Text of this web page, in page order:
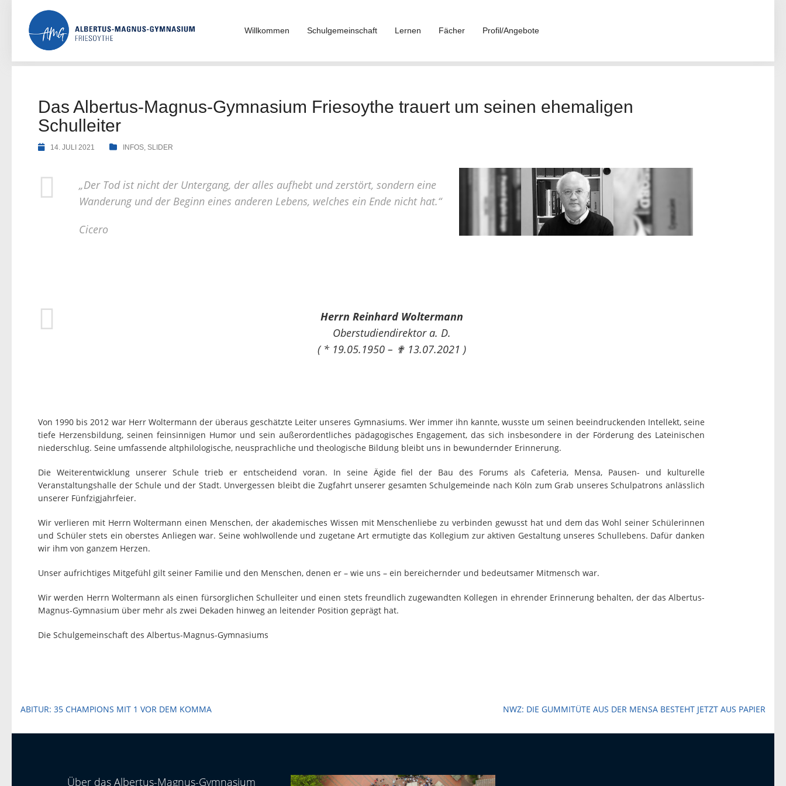
content
Willkommen Schulgemeinschaft Lernen Fächer Profil/Angebote
Das Albertus-Magnus-Gymnasium Friesoythe trauert um seinen ehemaligen
Schulleiter
14. JULI 2021 INFOS, SLIDER
„Der Tod ist nicht der Untergang, der alles aufhebt und zerstört, sondern eine
Wanderung und der Beginn eines anderen Lebens, welches ein Ende nicht hat.“
Cicero
Herrn Reinhard Woltermann
Oberstudiendirektor a. D.
( * 19.05.1950 – ✟ 13.07.2021 )
Von 1990 bis 2012 war Herr Woltermann der überaus geschätzte Leiter unseres Gymnasiums. Wer immer ihn kannte, wusste um seinen beeindruckenden Intellekt, seine
tiefe Herzensbildung, seinen feinsinnigen Humor und sein außerordentliches pädagogisches Engagement, das sich insbesondere in der Förderung des Lateinischen
niederschlug. Seine umfassende altphilologische, neusprachliche und theologische Bildung bleibt uns in bewundernder Erinnerung.
Die Weiterentwicklung unserer Schule trieb er entscheidend voran. In seine Ägide fiel der Bau des Forums als Cafeteria, Mensa, Pausen- und kulturelle
Veranstaltungshalle der Schule und der Stadt. Unvergessen bleibt die Zugfahrt unserer gesamten Schulgemeinde nach Köln zum Grab unseres Schulpatrons anlässlich
unserer Fünfzigjahrfeier.
Wir verlieren mit Herrn Woltermann einen Menschen, der akademisches Wissen mit Menschenliebe zu verbinden gewusst hat und dem das Wohl seiner Schülerinnen
und Schüler stets ein oberstes Anliegen war. Seine wohlwollende und zugetane Art ermutigte das Kollegium zur aktiven Gestaltung unseres Schullebens. Dafür danken
wir ihm von ganzem Herzen.
Unser aufrichtiges Mitgefühl gilt seiner Familie und den Menschen, denen er – wie uns – ein bereichernder und bedeutsamer Mitmensch war.
Wir werden Herrn Woltermann als einen fürsorglichen Schulleiter und einen stets freundlich zugewandten Kollegen in ehrender Erinnerung behalten, der das Albertus-
Magnus-Gymnasium über mehr als zwei Dekaden hinweg an leitender Position geprägt hat.
Die Schulgemeinschaft des Albertus-Magnus-Gymnasiums
Beitragsnavigation
ABITUR: 35 CHAMPIONS MIT 1 VOR DEM KOMMA NWZ: DIE GUMMITÜTE AUS DER MENSA BESTEHT JETZT AUS PAPIER
Über das Albertus-Magnus-Gymnasium